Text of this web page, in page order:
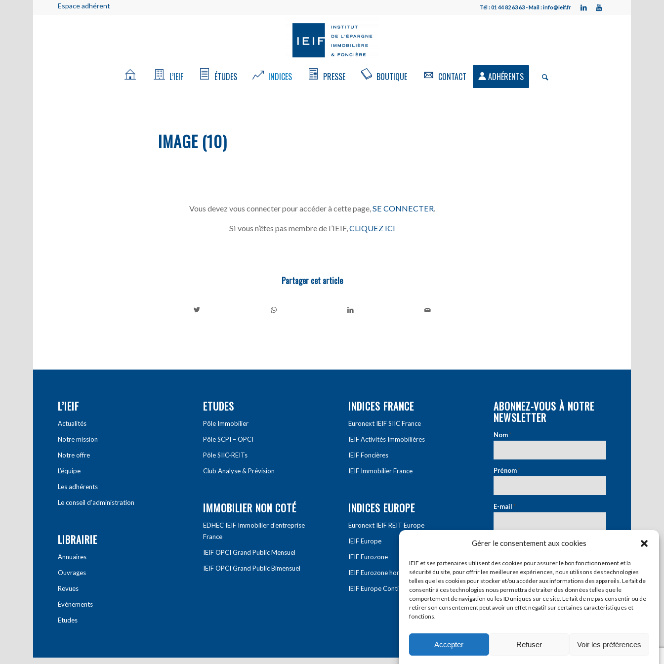
Gérer le consentement aux cookies
IEIF et ses partenaires utilisent des cookies pour assurer le bon fonctionnement et la
sécurité du site, pour offrir les meilleures expériences, nous utilisons des technologies
telles que les cookies pour stocker et/ou accéder aux informations des appareils. Le fait de
consentir à ces technologies nous permettra de traiter des données telles que le
comportement de navigation ou les ID uniques sur ce site. Le fait de ne pas consentir ou de
retirer son consentement peut avoir un effet négatif sur certaines caractéristiques et
fonctions.
Accepter Refuser Voir les préférences
Espace adhérent Tél : 01 44 82 63 63 - Mail : info@ieif.fr
L’IEIF ÉTUDES INDICES PRESSE BOUTIQUE CONTACT ADHÉRENTS
IMAGE (10)
Vous devez vous connecter pour accéder à cette page, SE CONNECTER
Si vous n’êtes pas membre de l’IEIF,CLIQUEZ ICI
Partager cet article
L’IEIF
Actualités
Notre mission
Notre offre
L’équipe
Les adhérents
Le conseil d’administration
LIBRAIRIE
Annuaires
Ouvrages
Revues
Évènements
Etudes
ETUDES
Pôle Immobilier
Pôle SCPI – OPCI
Pôle SIIC-REITs
Club Analyse & Prévision
IMMOBILIER NON COTÉ
EDHEC IEIF Immobilier d’entreprise
France
IEIF OPCI Grand Public Mensuel
IEIF OPCI Grand Public Bimensuel
INDICES FRANCE
Euronext IEIF SIIC France
IEIF Activités Immobilières
IEIF Foncières
IEIF Immobilier France
INDICES EUROPE
Euronext IEIF REIT Europe
IEIF Europe
IEIF Eurozone
IEIF Eurozone hors France
IEIF Europe Continentale
ABONNEZ-VOUS À NOTRE
NEWSLETTER
Nom*
Prénom*
E-mail*